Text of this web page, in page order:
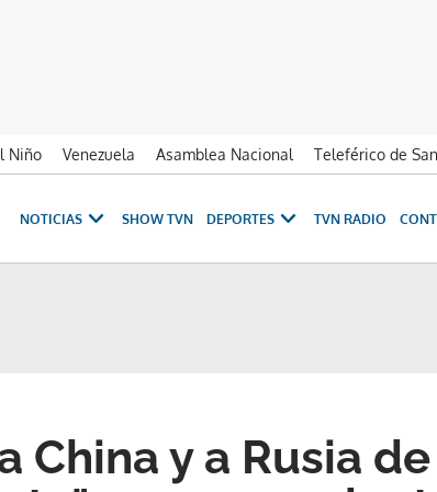
Niño Venezuela Asamblea Nacional Teleférico de
NOTICIAS SHOW TVN DEPORTES TVN RADIO
China y a Rusia